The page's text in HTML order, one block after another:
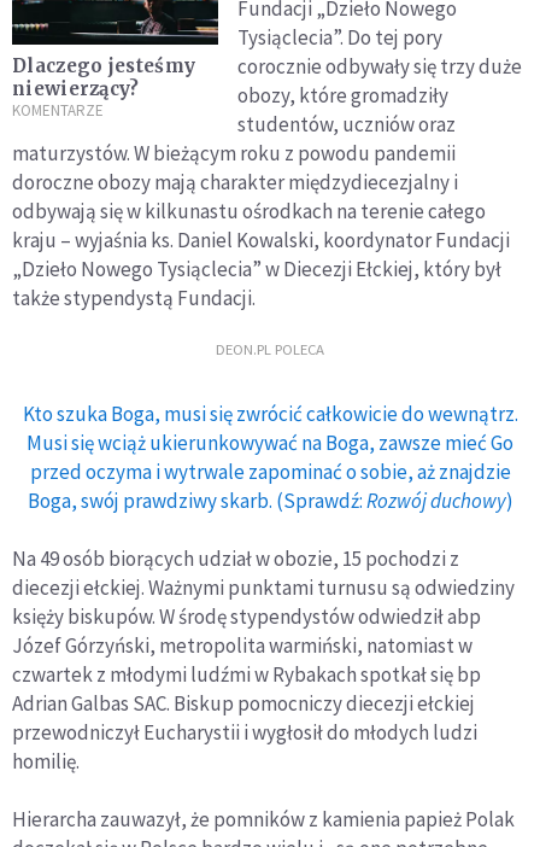
Dlaczego jesteśmy
niewierzący?
KOMENTARZE
Fundacji „Dzieło Nowego
Tysiąclecia”. Do tej pory
corocznie odbywały się trzy duże
obozy, które gromadziły
studentów, uczniów oraz
maturzystów. W bieżącym roku z powodu pandemii
doroczne obozy mają charakter międzydiecezjalny i
odbywają się w kilkunastu ośrodkach na terenie całego
kraju – wyjaśnia ks. Daniel Kowalski, koordynator Fundacji
„Dzieło Nowego Tysiąclecia” w Diecezji Ełckiej, który był
także stypendystą Fundacji.
DEON.PL POLECA
Kto szuka Boga, musi się zwrócić całkowicie do wewnątrz.
Musi się wciąż ukierunkowywać na Boga, zawsze mieć Go
przed oczyma i wytrwale zapominać o sobie, aż znajdzie
Boga, swój prawdziwy skarb. (Sprawdź:Rozwój duchowy)
Na 49 osób biorących udział w obozie, 15 pochodzi z
diecezji ełckiej. Ważnymi punktami turnusu są odwiedziny
księży biskupów. W środę stypendystów odwiedził abp
Józef Górzyński, metropolita warmiński, natomiast w
czwartek z młodymi ludźmi w Rybakach spotkał się bp
Adrian Galbas SAC. Biskup pomocniczy diecezji ełckiej
przewodniczył Eucharystii i wygłosił do młodych ludzi
homilię.
Hierarcha zauwazył, że pomników z kamienia papież Polak